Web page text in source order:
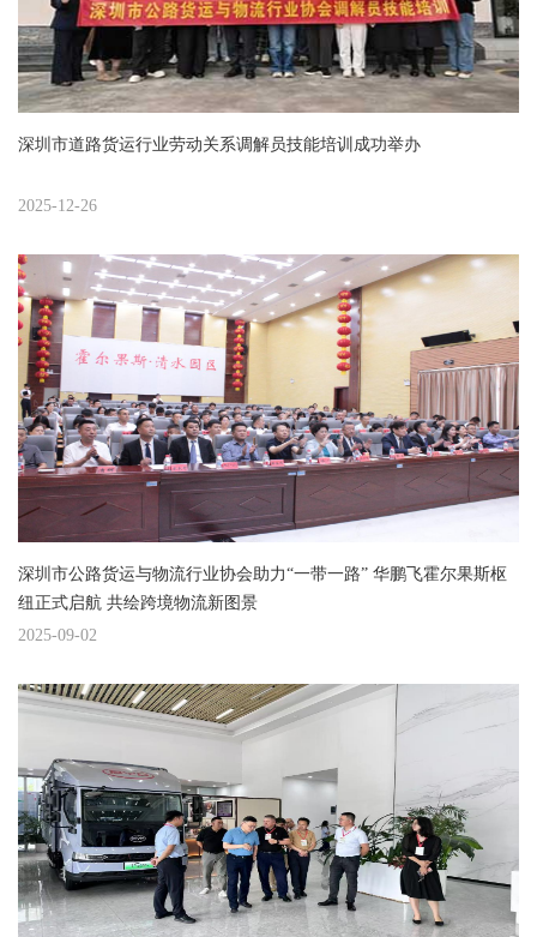
深圳市道路货运行业劳动关系调解员技能培训成功举办
2025-12-26
深圳市公路货运与物流行业协会助力“一带一路” 华鹏飞霍尔果斯枢
纽正式启航 共绘跨境物流新图景
2025-09-02